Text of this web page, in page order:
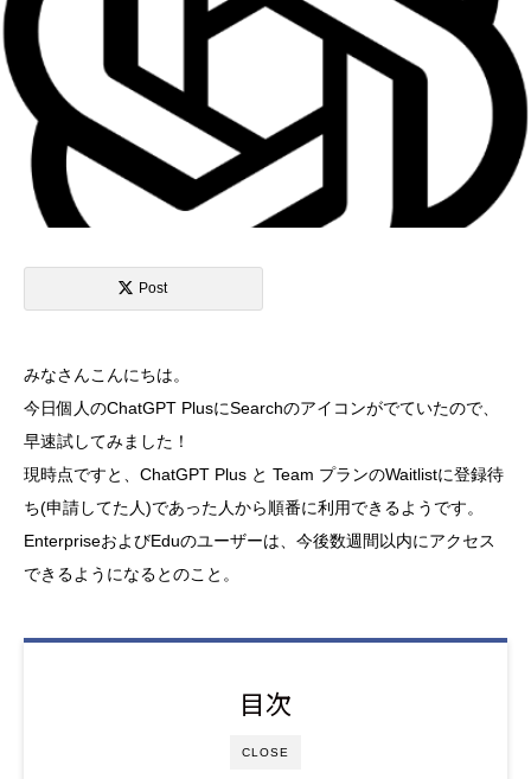
Post
みなさんこんにちは。
今日個人のChatGPT PlusにSearchのアイコンがでていたので、
早速試してみました！
現時点ですと、ChatGPT Plus と Team プランのWaitlistに登録待
ち(申請してた人)であった人から順番に利用できるようです。
EnterpriseおよびEduのユーザーは、今後数週間以内にアクセス
できるようになるとのこと。
CLOSE
目次